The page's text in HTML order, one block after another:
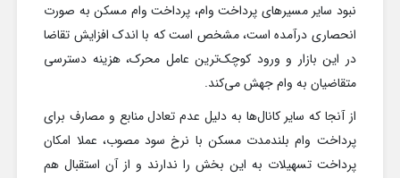
نبود سایر مسیرهای پرداخت وام، پرداخت وام مسکن به صورت
انحصاری درآمده است، مشخص است که با اندک افزایش تقاضا
در این بازار و ورود کوچک‌ترین عامل محرک، هزینه دسترسی
متقاضیان به وام جهش می‌کند.
از آنجا که سایر کانال‌ها به دلیل عدم تعادل منابع و مصارف برای
پرداخت وام بلندمدت مسکن با نرخ سود مصوب، عملا امکان
پرداخت تسهیلات به این بخش را ندارند و از آن استقبال هم